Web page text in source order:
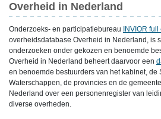
Overheid in Nederland
Onderzoeks- en participatiebureau INVIOR
overheidsdatabase Overheid in Nederland, is
onderzoeken onder gekozen en benoemde
Overheid in Nederland beheert daarvoor een
en benoemde bestuurders van het kabinet, de
Waterschappen, de provincies en de
Nederland over een personenregister van
diverse overheden.